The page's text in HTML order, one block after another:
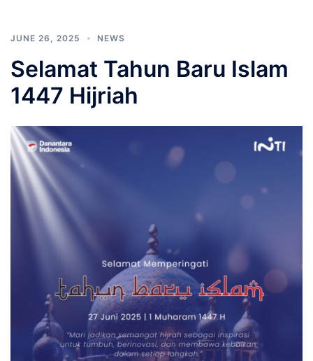
JUNE 26, 2025 NEWS
Selamat Tahun Baru Islam
1447 Hijriah